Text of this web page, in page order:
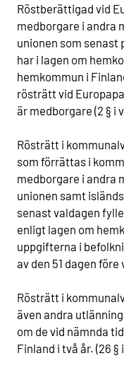
Röstberättigad vid
medborgare i andra
unionen som senast
har i lagen om
hemkommun i
rösträtt vid
är medborgare (2 § i
Rösträtt i
som förrättas i
medborgare i andra
unionen samt
senast valdagen
enligt lagen om
uppgifterna i
av den 51 dagen före
Rösträtt i
även andra
om de vid nämnda
Finland i två år. (26